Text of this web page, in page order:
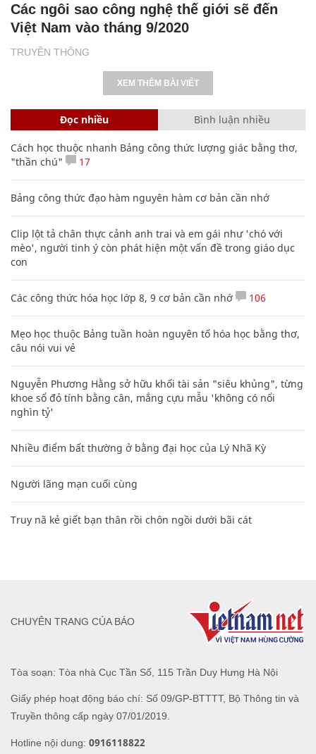
TRUYỀN THÔNG
Các ngôi sao công nghệ thế giới sẽ đến
Việt Nam vào tháng 9/2020
XEM THÊM BÀI VIẾT
Đọc nhiều Bình luận nhiều
Cách học thuộc nhanh Bảng công thức lượng giác bằng thơ,
"thần chú"
17
Bảng công thức đạo hàm nguyên hàm cơ bản cần nhớ
Clip lột tả chân thực cảnh anh trai và em gái như 'chó với
mèo', người tinh ý còn phát hiện một vấn đề trong giáo dục
con
Các công thức hóa học lớp 8, 9 cơ bản cần nhớ 106
Mẹo học thuộc Bảng tuần hoàn nguyên tố hóa học bằng thơ,
câu nói vui vẻ
Nguyễn Phương Hằng sở hữu khối tài sản "siêu khủng", từng
khoe sổ đỏ tính bằng cân, mắng cựu mẫu 'không có nổi
nghìn tỷ'
Nhiều điểm bất thường ở bằng đại học của Lý Nhã Kỳ
Người lãng mạn cuối cùng
Truy nã kẻ giết bạn thân rồi chôn ngồi dưới bãi cát
Tòa soạn: Tòa nhà Cục Tần Số, 115 Trần Duy Hưng Hà Nội
Giấy phép hoạt động báo chí: Số 09/GP-BTTTT, Bộ Thông tin và
Truyền thông cấp ngày 07/01/2019.
Hotline nội dung: 0916118822
CHUYÊN TRANG CỦA BÁO